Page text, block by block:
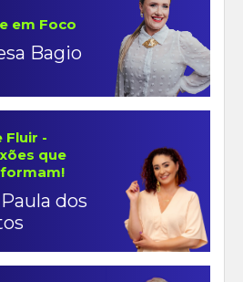
em Foco
Bagio
Fluir -
que
dos